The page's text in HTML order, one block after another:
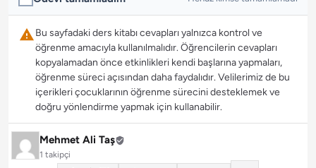
Bu sayfadaki ders kitabı cevapları yalnızca kontrol ve
öğrenme amacıyla kullanılmalıdır. Öğrencilerin cevapları
kopyalamadan önce etkinlikleri kendi başlarına yapmaları,
öğrenme süreci açısından daha faydalıdır. Velilerimiz de bu
içerikleri çocuklarının öğrenme sürecini desteklemek ve
doğru yönlendirme yapmak için kullanabilir.
Mehmet Ali Taş
1 takipçi